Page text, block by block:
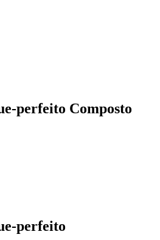
perfeito Composto
perfeito